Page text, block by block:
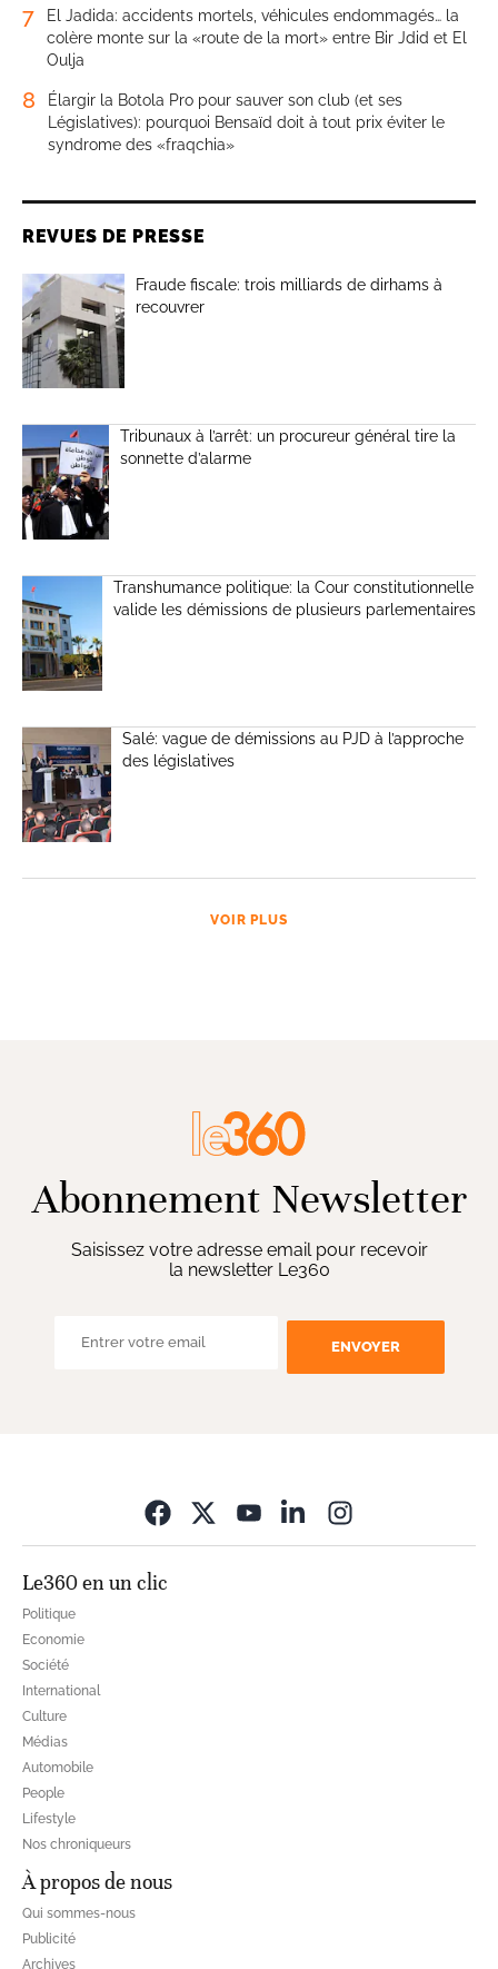
7
El Jadida: accidents mortels, véhicules endommagés… la
colère monte sur la «route de la mort» entre Bir Jdid et El
Oulja
8
Élargir la Botola Pro pour sauver son club (et ses
Législatives): pourquoi Bensaïd doit à tout prix éviter le
syndrome des «fraqchia»
REVUES DE PRESSE
Fraude fiscale: trois milliards de dirhams à
recouvrer
Tribunaux à l’arrêt: un procureur général tire la
sonnette d’alarme
Transhumance politique: la Cour constitutionnelle
valide les démissions de plusieurs parlementaires
Salé: vague de démissions au PJD à l’approche
des législatives
VOIR PLUS
Abonnement Newsletter
Saisissez votre adresse email pour recevoir
la newsletter Le360
ENVOYER
Le360 en un clic
Politique
Economie
Société
International
Culture
Médias
Automobile
People
Lifestyle
Nos chroniqueurs
À propos de nous
Qui sommes-nous
Publicité
Archives